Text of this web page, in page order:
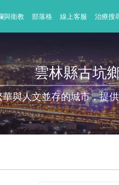
與衛教 部落格 線上客服 治療搜
雲林縣古坑
華與人文並存的城市，提